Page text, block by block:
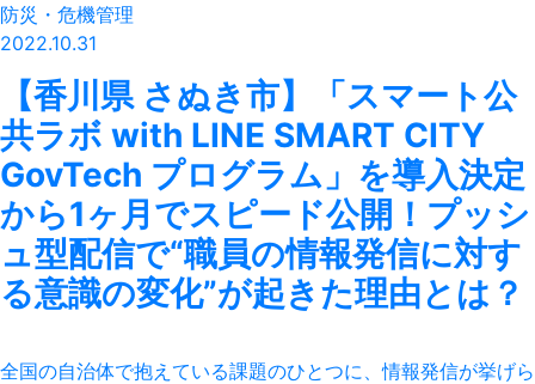
防災・危機管理
2022.10.31
【香川県 さぬき市】「スマート公
共ラボ with LINE SMART CITY
GovTech プログラム」を導入決定
から1ヶ月でスピード公開！プッシ
ュ型配信で“職員の情報発信に対す
る意識の変化”が起きた理由とは？
全国の自治体で抱えている課題のひとつに、情報発信が挙げら